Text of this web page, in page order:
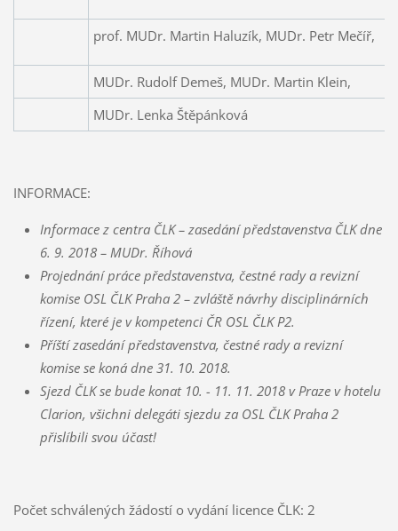
prof. MUDr. Martin Haluzík, MUDr. Petr Mečíř,
MUDr. Rudolf Demeš, MUDr. Martin Klein,
MUDr. Lenka Štěpánková
INFORMACE:
Informace z centra ČLK – zasedání představenstva ČLK dne
6. 9. 2018 – MUDr. Říhová
Projednání práce představenstva, čestné rady a revizní
komise OSL ČLK Praha 2 – zvláště návrhy disciplinárních
řízení, které je v kompetenci ČR OSL ČLK P2.
Příští zasedání představenstva, čestné rady a revizní
komise se koná dne 31. 10. 2018.
Sjezd ČLK se bude konat 10. - 11. 11. 2018 v Praze v hotelu
Clarion, všichni delegáti sjezdu za OSL ČLK Praha 2
přislíbili svou účast!
Počet schválených žádostí o vydání licence ČLK: 2